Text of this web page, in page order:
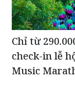
Chỉ từ
check-in lễ
Music